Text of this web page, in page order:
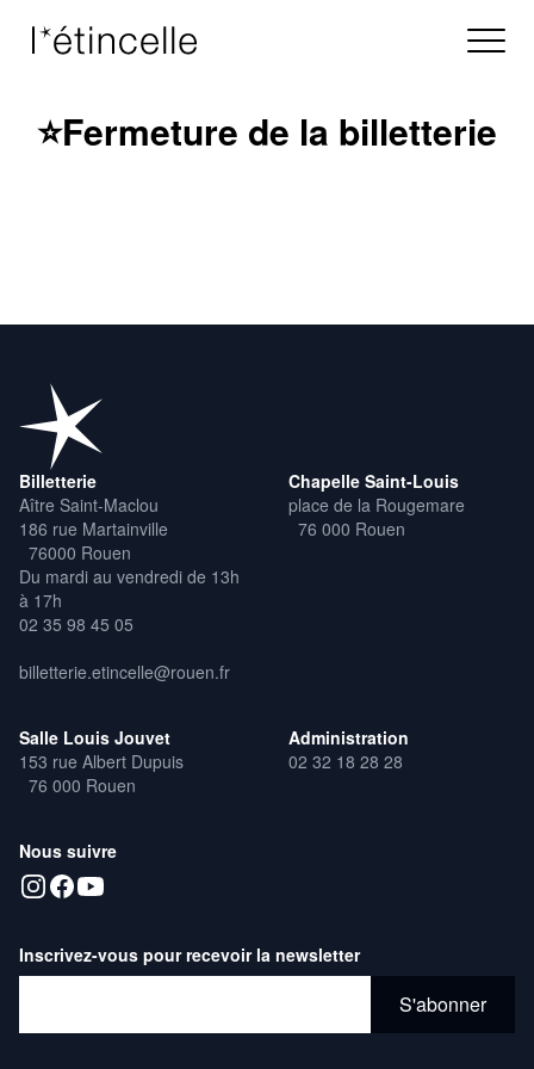
⭐Fermeture de la billetterie
Billetterie
Aître Saint-Maclou
186 rue Martainville
76000 Rouen
Du mardi au vendredi de 13h
à 17h
02 35 98 45 05
billetterie.etincelle@rouen.fr
Chapelle Saint-Louis
place de la Rougemare
76 000 Rouen
Salle Louis Jouvet
153 rue Albert Dupuis
76 000 Rouen
Administration
02 32 18 28 28
Nous suivre
Inscrivez-vous pour recevoir la newsletter